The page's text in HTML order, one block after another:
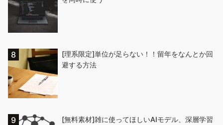
[理系限定]単位が足らない！！留年をなんとか回
避する方法
[無料素材]雑に使ってほしいAIモデル、深層学習